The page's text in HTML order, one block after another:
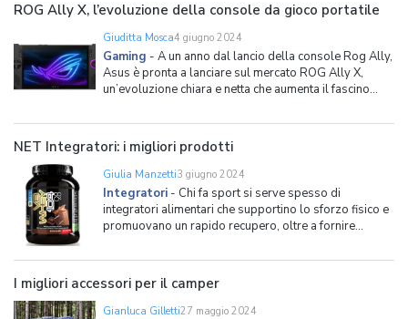
rest
ROG Ally X, l’evoluzione della console da gioco portatile
Giuditta Mosca4 giugno 2024
Gaming - A un anno dal lancio della console Rog Ally,
Asus è pronta a lanciare sul mercato ROG Ally X,
un’evoluzione chiara e netta che aumenta il fascino
per Republic of Gamers ed è associato ai dispositivi
per il gioco tra i quali figurano smar
NET Integratori: i migliori prodotti
Giulia Manzetti3 giugno 2024
Integratori - Chi fa sport si serve spesso di
integratori alimentari che supportino lo sforzo fisico e
promuovano un rapido recupero, oltre a fornire
allenamento ad alta intensità. Uno dei marchi che si
distingue da anni sul mercato è NET Integratori, noto
per la q
I migliori accessori per il camper
Gianluca Gilletti27 maggio 2024